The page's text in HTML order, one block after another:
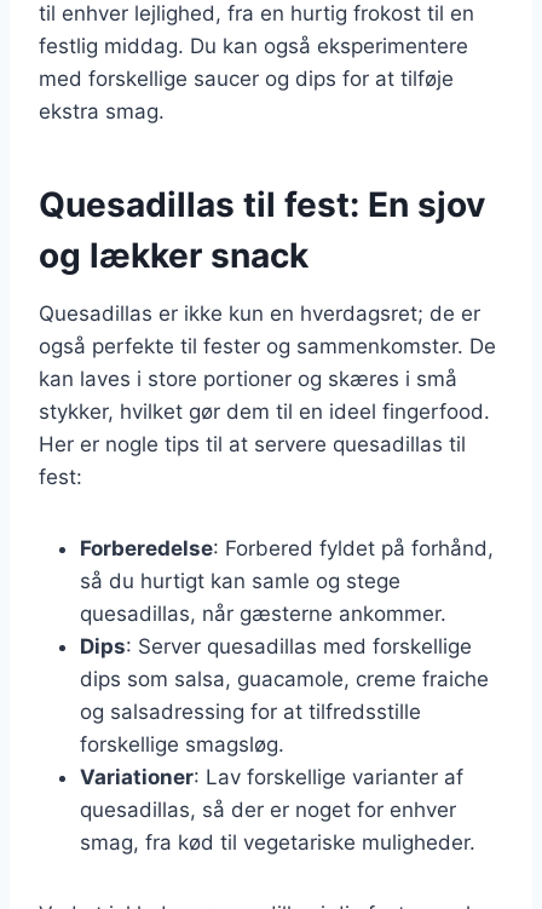
til enhver lejlighed, fra en hurtig frokost til en
festlig middag. Du kan også eksperimentere
med forskellige saucer og dips for at tilføje
ekstra smag.
Quesadillas til fest: En sjov
og lækker snack
Quesadillas er ikke kun en hverdagsret; de er
også perfekte til fester og sammenkomster. De
kan laves i store portioner og skæres i små
stykker, hvilket gør dem til en ideel fingerfood.
Her er nogle tips til at servere quesadillas til
fest:
Forberedelse: Forbered fyldet på forhånd,
så du hurtigt kan samle og stege
quesadillas, når gæsterne ankommer.
Dips: Server quesadillas med forskellige
dips som salsa, guacamole, creme fraiche
og salsadressing for at tilfredsstille
forskellige smagsløg.
Variationer: Lav forskellige varianter af
quesadillas, så der er noget for enhver
smag, fra kød til vegetariske muligheder.